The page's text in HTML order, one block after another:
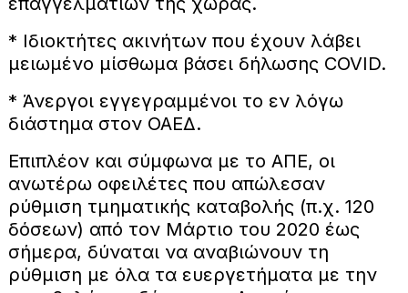
* Ιδιοκτήτες ακινήτων που έχουν λάβει
μειωμένο μίσθωμα βάσει δήλωσης COVID.
* Άνεργοι εγγεγραμμένοι το εν λόγω
διάστημα στον ΟΑΕΔ.
Επιπλέον και σύμφωνα με το ΑΠΕ, οι
ανωτέρω οφειλέτες που απώλεσαν
ρύθμιση τμηματικής καταβολής (π.χ. 120
δόσεων) από τον Μάρτιο του 2020 έως
σήμερα, δύναται να αναβιώνουν τη
ρύθμιση με όλα τα ευεργετήματα με την